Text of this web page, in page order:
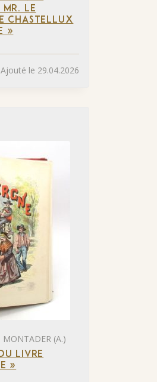
MR. LE
CHASTELLUX
»
Ajouté le 29.04.2026
MONTADER (A.)
LIVRE
»